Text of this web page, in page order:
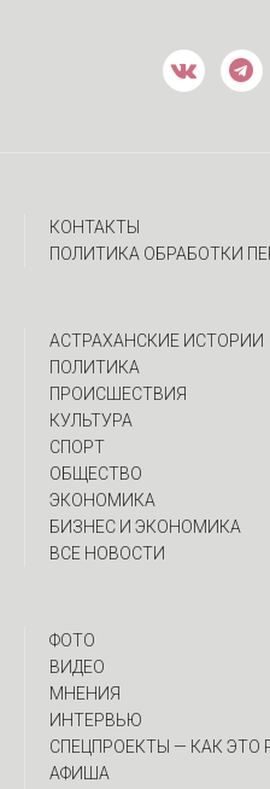
КОНТАКТЫ
ПОЛИТИКА ОБРАБОТКИ
АСТРАХАНСКИЕ ИСТОРИИ
ПОЛИТИКА
ПРОИСШЕСТВИЯ
КУЛЬТУРА
СПОРТ
ОБЩЕСТВО
ЭКОНОМИКА
БИЗНЕС И ЭКОНОМИКА
ВСЕ НОВОСТИ
ФОТО
ВИДЕО
МНЕНИЯ
ИНТЕРВЬЮ
CПЕЦПРОЕКТЫ — КАК ЭТО
АФИША